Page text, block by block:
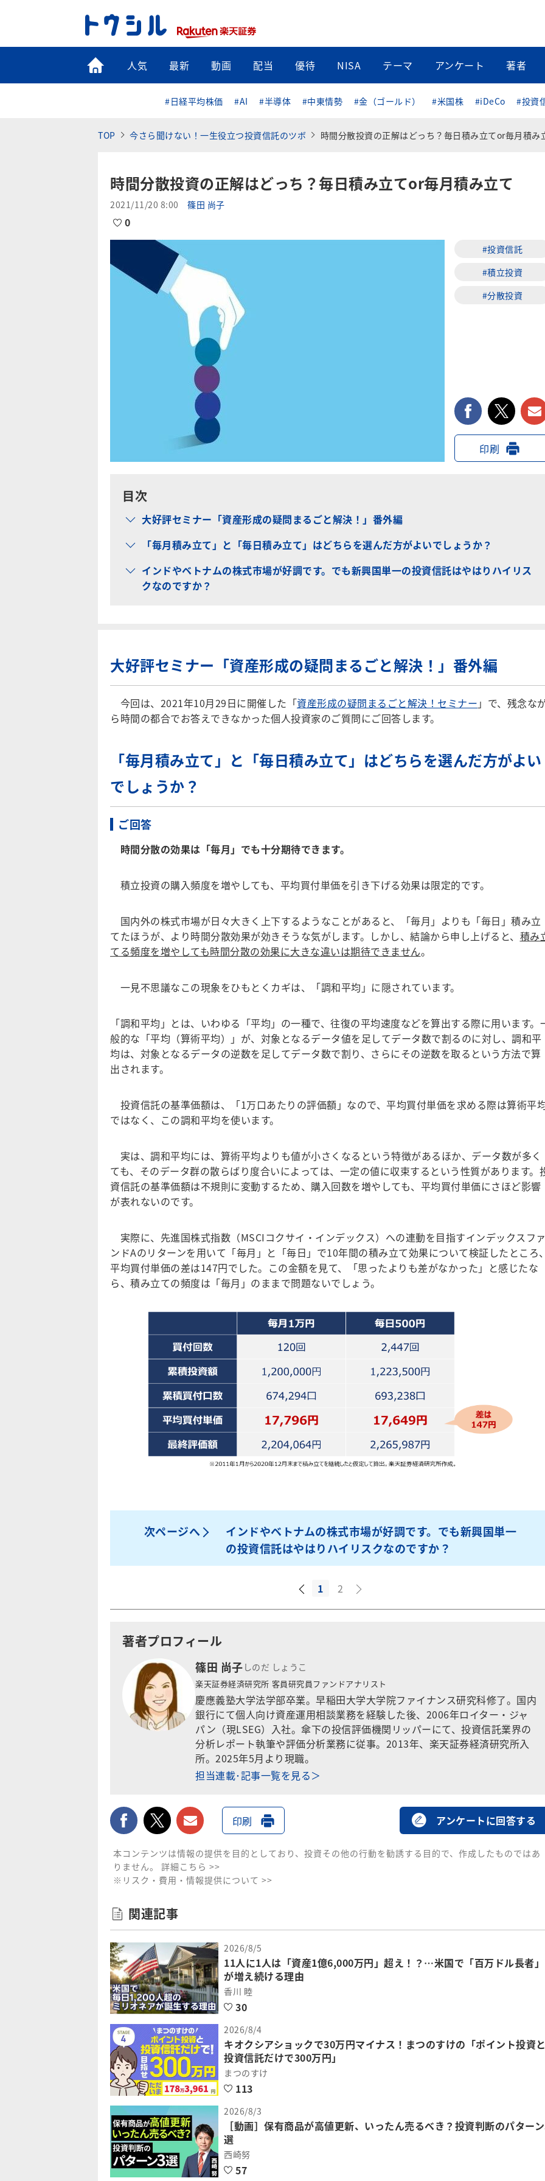
トップ
人気 最新 動画 配当 優待 NISA テーマ アンケート 著者
#日経平均株価 #AI #半導体 #中東情勢 #金（ゴールド） #米国株 #iDeCo #投資
TOP 今さら聞けない！一生役立つ投資信託のツボ 時間分散投資の正解はどっち？毎日積み立てor毎月積み
時間分散投資の正解はどっち？毎日積み立てor毎月積み立て
2021/11/20 8:00 篠田 尚子
0
#投資信託
#積立投資
#分散投資
facebook
印刷
目次
大好評セミナー「資産形成の疑問まるごと解決！」番外編
「毎月積み立て」と「毎日積み立て」はどちらを選んだ方がよいでしょうか？
インドやベトナムの株式市場が好調です。でも新興国単一の投資信託はやはりハイリス
クなのですか？
大好評セミナー「資産形成の疑問まるごと解決！」番外編
今回は、2021年10月29日に開催した「資産形成の疑問まるごと解決！セミナー 」で、残念な
ら時間の都合でお答えできなかった個人投資家のご質問にご回答します。
「毎月積み立て」と「毎日積み立て」はどちらを選んだ方がよい
でしょうか？
ご回答
時間分散の効果は「毎月」でも十分期待できます。
積立投資の購入頻度を増やしても、平均買付単価を引き下げる効果は限定的です。
国内外の株式市場が日々大きく上下するようなことがあると、「毎月」よりも「毎日」積み立
てたほうが、より時間分散効果が効きそうな気がします。しかし、結論から申し上げると、 積み
てる頻度を増やしても時間分散の効果に大きな違いは期待できません。
一見不思議なこの現象をひもとくカギは、「調和平均」に隠されています。
「調和平均」とは、いわゆる「平均」の一種で、往復の平均速度などを算出する際に用います。
般的な「平均（算術平均）」が、対象となるデータ値を足してデータ数で割るのに対し、調和平
均は、対象となるデータの逆数を足してデータ数で割り、さらにその逆数を取るという方法で算
出されます。
投資信託の基準価額は、「1万口あたりの評価額」なので、平均買付単価を求める際は算術平
ではなく、この調和平均を使います。
実は、調和平均には、算術平均よりも値が小さくなるという特徴があるほか、データ数が多く
ても、そのデータ群の散らばり度合いによっては、一定の値に収束するという性質があります。
資信託の基準価額は不規則に変動するため、購入回数を増やしても、平均買付単価にさほど影響
が表れないのです。
実際に、先進国株式指数（MSCIコクサイ・インデックス）への連動を目指すインデックスフ
ンドAのリターンを用いて「毎月」と「毎日」で10年間の積み立て効果について検証したところ
平均買付単価の差は147円でした。この金額を見て、「思ったよりも差がなかった」と感じたな
ら、積み立ての頻度は「毎月」のままで問題ないでしょう。
次ページへ
インドやベトナムの株式市場が好調です。でも新興国単一
の投資信託はやはりハイリスクなのですか？
1 2
著者プロフィール
篠田 尚子 しのだ しょうこ
楽天証券経済研究所 客員研究員ファンドアナリスト
慶應義塾大学法学部卒業。早稲田大学大学院ファイナンス研究科修了。国内
銀行にて個人向け資産運用相談業務を経験した後、2006年ロイター・ジャ
パン（現LSEG）入社。傘下の投信評価機関リッパーにて、投資信託業界の
分析レポート執筆や評価分析業務に従事。2013年、楽天証券経済研究所入
所。2025年5月より現職。
担当連載･記事一覧を見る＞
facebooktwitter メールで送る
印刷 アンケートに回答する
本コンテンツは情報の提供を目的としており、投資その他の行動を勧誘する目的で、作成したものではあ
りません。 詳細こちら >>
※リスク・費用・情報提供について >>
関連記事
2026/8/5
11人に1人は「資産1億6,000万円」超え！？…米国で「百万ドル長者」
が増え続ける理由
香川 睦
30
2026/8/4
キオクシアショックで30万円マイナス！まつのすけの「ポイント投資
投資信託だけで300万円」
まつのすけ
113
2026/8/3
［動画］保有商品が高値更新、いったん売るべき？投資判断のパター
選
西崎努
57